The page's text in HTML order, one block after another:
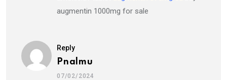
augmentin 1000mg for sale
Reply
Pnalmu
07/02/2024